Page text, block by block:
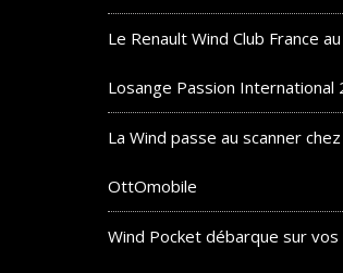
Le Renault Wind Club France au
Losange Passion International
La Wind passe au scanner chez
OttOmobile
Wind Pocket débarque sur vos